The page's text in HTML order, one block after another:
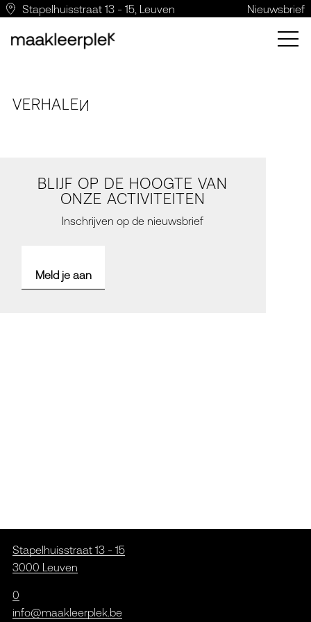
Stapelhuisstraat 13 - 15, Leuven Nieuwsbrief
VERHALEN
BLIJF OP DE HOOGTE VAN
ONZE ACTIVITEITEN
Inschrijven op de nieuwsbrief
Meld je aan
Stapelhuisstraat 13 - 15
3000 Leuven
0
info@maakleerplek.be